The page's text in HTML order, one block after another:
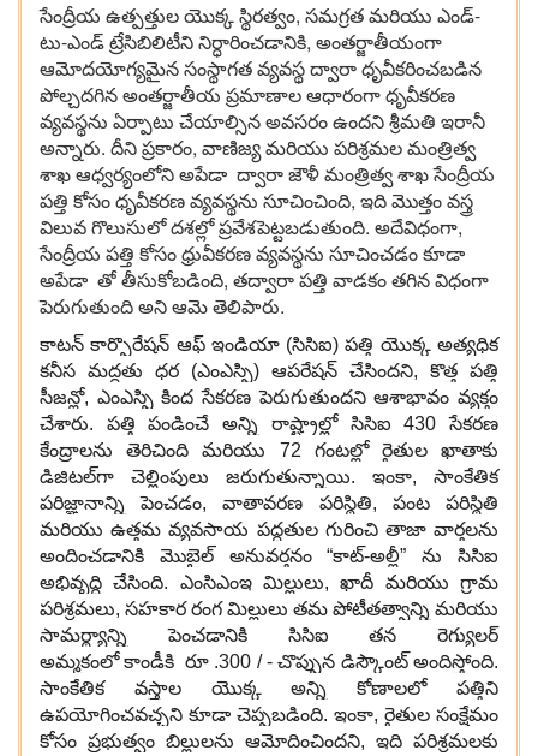
సేంద్రీయ ఉత్పత్తుల యొక్క స్థిరత్వం, సమగ్రత మరియు ఎండ్-
టు-ఎండ్ ట్రేసిబిలిటీని నిర్ధారించడానికి, అంతర్జాతీయంగా
ఆమోదయోగ్యమైన సంస్థాగత వ్యవస్థ ద్వారా ధృవీకరించబడిన
పోల్చదగిన అంతర్జాతీయ ప్రమాణాల ఆధారంగా ధృవీకరణ
వ్యవస్థను ఏర్పాటు చేయాల్సిన అవసరం ఉందని శ్రీమతి ఇరానీ
అన్నారు. దీని ప్రకారం, వాణిజ్య మరియు పరిశ్రమల మంత్రిత్వ
శాఖ ఆధ్వర్యంలోని అపేడా ద్వారా జౌళీ మంత్రిత్వ శాఖ సేంద్రీయ
పత్తి కోసం ధృవీకరణ వ్యవస్థను సూచించింది, ఇది మొత్తం వస్త్ర
విలువ గొలుసులో దశల్లో ప్రవేశపెట్టబడుతుంది. అదేవిధంగా,
సేంద్రీయ పత్తి కోసం ధ్రువీకరణ వ్యవస్థను సూచించడం కూడా
అపేడా తో తీసుకోబడింది, తద్వారా పత్తి వాడకం తగిన విధంగా
పెరుగుతుంది అని ఆమె తెలిపారు.
కాటన్ కార్పొరేషన్ ఆఫ్ ఇండియా (సిసిఐ) పత్తి యొక్క అత్యధిక
కనీస మద్దతు ధర (ఎంఎస్పి) ఆపరేషన్ చేసిందని, కొత్త పత్తి
సీజన్లో, ఎంఎస్పి కింద సేకరణ పెరుగుతుందని ఆశాభావం వ్యక్తం
చేశారు. పత్తి పండించే అన్ని రాష్ట్రాల్లో సిసిఐ 430 సేకరణ
కేంద్రాలను తెరిచింది మరియు 72 గంటల్లో రైతుల ఖాతాకు
డిజిటల్‌గా చెల్లింపులు జరుగుతున్నాయి. ఇంకా, సాంకేతిక
పరిజ్ఞానాన్ని పెంచడం, వాతావరణ పరిస్థితి, పంట పరిస్థితి
మరియు ఉత్తమ వ్యవసాయ పద్ధతుల గురించి తాజా వార్తలను
అందించడానికి మొబైల్ అనువర్తనం “కాట్-అల్లీ” ను సిసిఐ
అభివృద్ధి చేసింది. ఎంసిఎంఇ మిల్లులు, ఖాదీ మరియు గ్రామ
పరిశ్రమలు, సహకార రంగ మిల్లులు తమ పోటీతత్వాన్ని మరియు
సామర్థ్యాన్ని పెంచడానికి సిసిఐ తన రెగ్యులర్
అమ్మకంలో కాండీకి రూ .300 / - చొప్పున డిస్కౌంట్ అందిస్తోంది.
సాంకేతిక వస్త్రాల యొక్క అన్ని కోణాలలో పత్తిని
ఉపయోగించవచ్చని కూడా చెప్పబడింది. ఇంకా, రైతుల సంక్షేమం
కోసం ప్రభుత్వం బిల్లులను ఆమోదించిందని, ఇది పరిశ్రమలకు